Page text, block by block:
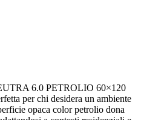
6.0 PETROLIO 60×120
per chi desidera un ambiente
opaca color petrolio dona